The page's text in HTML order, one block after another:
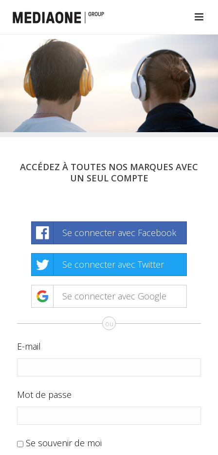
ACCÉDEZ À TOUTES NOS MARQUES AVEC
UN SEUL COMPTE
Se connecter avec Facebook
Se connecter avec Twitter
Se connecter avec Google
ou
E-mail
Mot de passe
Se souvenir de moi